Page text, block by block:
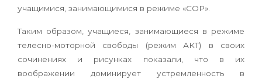
учащимися, занимающимися в режиме «СОР».
Таким образом, учащиеся, занимающиеся в режиме
телесно-моторной свободы (режим АКТ) в своих
сочинениях и рисунках показали, что в их
воображении доминирует устремленность в